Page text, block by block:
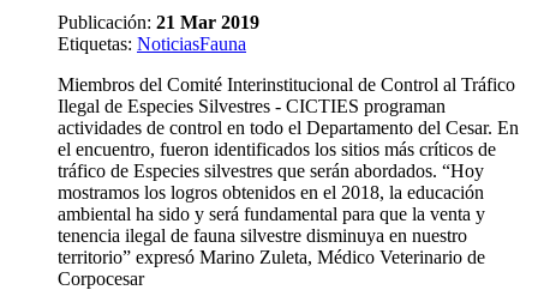
Publicación: 21 Mar 2019
Etiquetas: NoticiasFauna
Miembros del Comité Interinstitucional de Control al Tráfico
Ilegal de Especies Silvestres - CICTIES programan
actividades de control en todo el Departamento del Cesar. En
el encuentro, fueron identificados los sitios más críticos de
tráfico de Especies silvestres que serán abordados. “Hoy
mostramos los logros obtenidos en el 2018, la educación
ambiental ha sido y será fundamental para que la venta y
tenencia ilegal de fauna silvestre disminuya en nuestro
territorio” expresó Marino Zuleta, Médico Veterinario de
Corpocesar